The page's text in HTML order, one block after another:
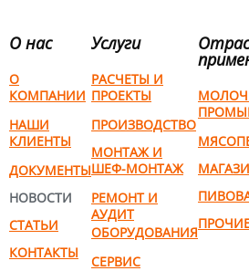
О нас
О
КОМПАНИИ
НАШИ
КЛИЕНТЫ
ДОКУМЕНТЫ
НОВОСТИ
СТАТЬИ
КОНТАКТЫ
Услуги
РАСЧЕТЫ И
ПРОЕКТЫ
ПРОИЗВОДСТВО
МОНТАЖ И
ШЕФ-МОНТАЖ
РЕМОНТ И
АУДИТ
ОБОРУДОВАНИЯ
СЕРВИС